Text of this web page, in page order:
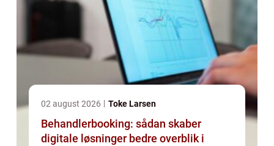
02 august 2026 Toke Larsen
Behandlerbooking: sådan skaber
digitale løsninger bedre overblik i